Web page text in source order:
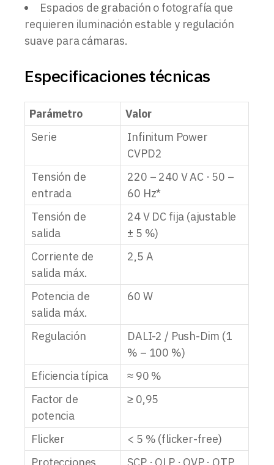
Espacios de grabación o fotografía que
requieren iluminación estable y regulación
suave para cámaras.
Especificaciones técnicas
Parámetro
Valor
Serie
Infinitum Power
CVPD2
Tensión de
entrada
220 – 240 V AC · 50 –
60 Hz*
Tensión de
salida
24 V DC fija (ajustable
± 5 %)
Corriente de
salida máx.
2,5 A
Potencia de
salida máx.
60 W
Regulación
DALI-2 / Push-Dim (1
% – 100 %)
Eficiencia típica
≈ 90 %
Factor de
potencia
≥ 0,95
Flicker
< 5 % (flicker-free)